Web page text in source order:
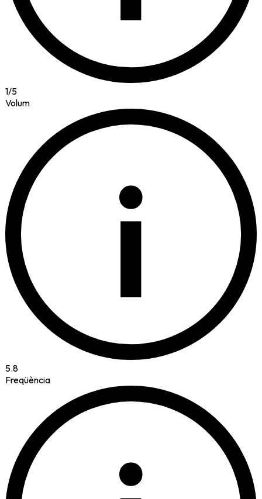
1/5
Volum
i
5.8
Freqüència